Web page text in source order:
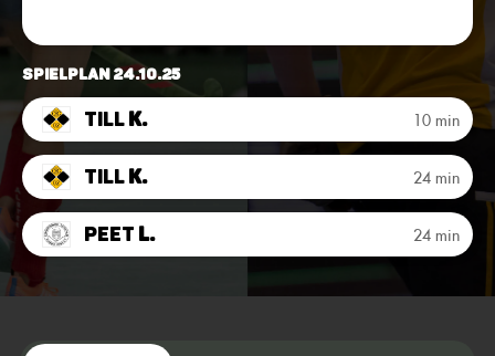
Spielplan 24.10.25
TillK. 10 min
TillK. 24 min
Peet L. 24 min